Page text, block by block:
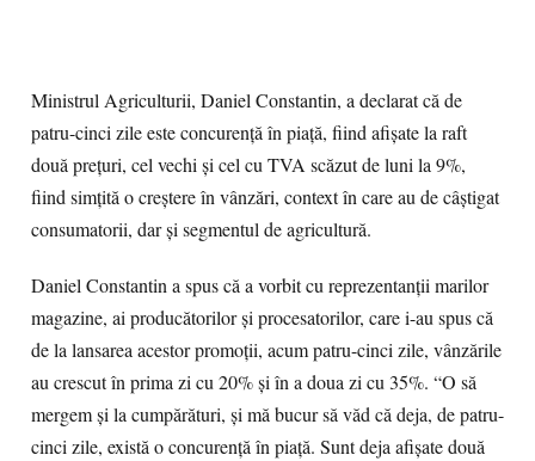
Ministrul Agriculturii, Daniel Constantin, a declarat că de
patru-cinci zile este concurenţă în piaţă, fiind afişate la raft
două preţuri, cel vechi şi cel cu TVA scăzut de luni la 9%,
fiind simţită o creştere în vânzări, context în care au de câştigat
consumatorii, dar şi segmentul de agricultură.
Daniel Constantin a spus că a vorbit cu reprezentanţii marilor
magazine, ai producătorilor şi procesatorilor, care i-au spus că
de la lansarea acestor promoţii, acum patru-cinci zile, vânzările
au crescut în prima zi cu 20% şi în a doua zi cu 35%. “O să
mergem şi la cumpărături, şi mă bucur să văd că deja, de patru-
cinci zile, există o concurenţă în piaţă. Sunt deja afişate două